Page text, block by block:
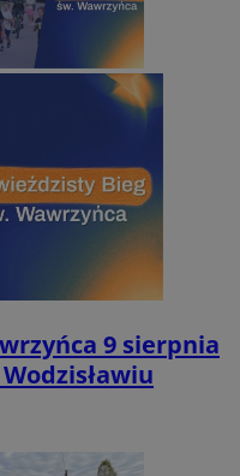
9 sierpnia